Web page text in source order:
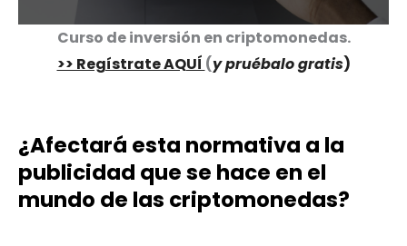
Curso de inversión en criptomonedas.
>> Regístrate AQUÍ (y pruébalo gratis)
¿Afectará esta normativa a la
publicidad que se hace en el
mundo de las criptomonedas?